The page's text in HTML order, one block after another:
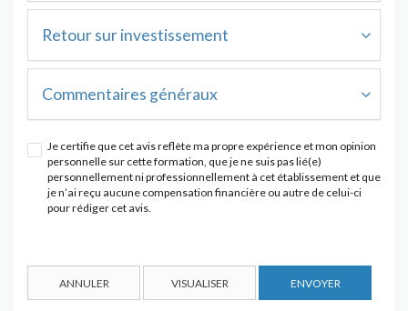
Retour sur investissement
Commentaires généraux
Je certifie que cet avis reflète ma propre expérience et mon opinion
personnelle sur cette formation, que je ne suis pas lié(e)
personnellement ni professionnellement à cet établissement et que
je n’ai reçu aucune compensation financière ou autre de celui-ci
pour rédiger cet avis.
ANNULER VISUALISER ENVOYER